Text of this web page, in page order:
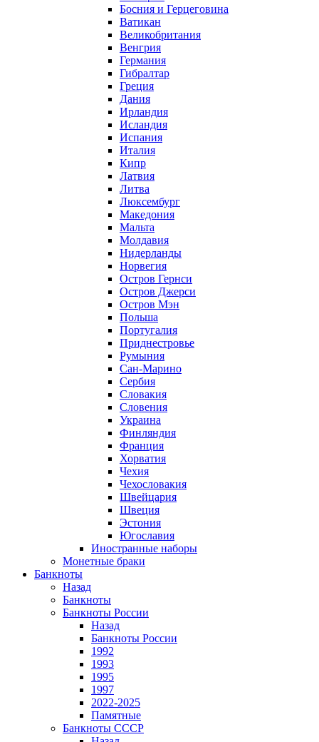
Босния и Герцеговина
Ватикан
Великобритания
Венгрия
Германия
Гибралтар
Греция
Дания
Ирландия
Исландия
Испания
Италия
Кипр
Латвия
Литва
Люксембург
Македония
Мальта
Молдавия
Нидерланды
Норвегия
Остров Гернси
Остров Джерси
Остров Мэн
Польша
Португалия
Приднестровье
Румыния
Сан-Марино
Сербия
Словакия
Словения
Украина
Финляндия
Франция
Хорватия
Чехия
Чехословакия
Швейцария
Швеция
Эстония
Югославия
Иностранные наборы
Монетные браки
Банкноты
Назад
Банкноты
Банкноты России
Назад
Банкноты России
1992
1993
1995
1997
2022-2025
Памятные
Банкноты СССР